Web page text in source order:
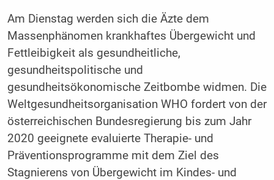
Am Dienstag werden sich die Äzte dem
Massenphänomen krankhaftes Übergewicht und
Fettleibigkeit als gesundheitliche,
gesundheitspolitische und
gesundheitsökonomische Zeitbombe widmen. Die
Weltgesundheitsorganisation WHO fordert von der
österreichischen Bundesregierung bis zum Jahr
2020 geeignete evaluierte Therapie- und
Präventionsprogramme mit dem Ziel des
Stagnierens von Übergewicht im Kindes- und